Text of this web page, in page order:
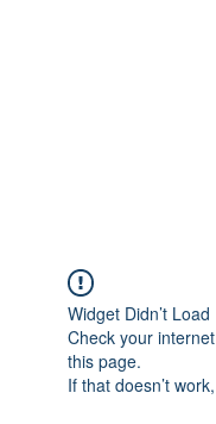
Widget Didn’t Load
Check your
this page.
If that doesn’t